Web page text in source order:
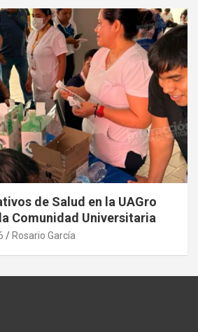
de Salud en la UAGro
Comunidad Universitaria
Rosario García